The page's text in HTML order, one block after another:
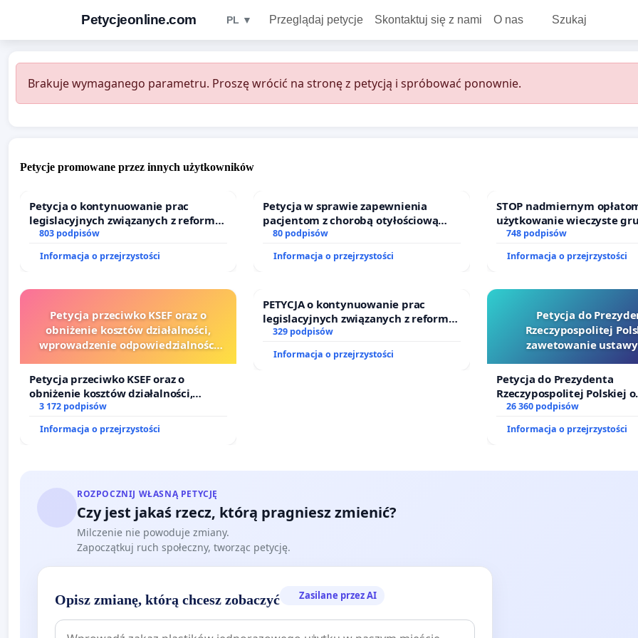
Petycjeonline.com PL ▼ Przeglądaj petycje Skontaktuj się z nami O nas Szukaj
Brakuje wymaganego parametru. Proszę wrócić na stronę z petycją i spróbować ponownie.
Petycje promowane przez innych użytkowników
Petycja o kontynuowanie prac
legislacyjnych związanych z reformą
prawa rodzinnego
803 podpisów
Informacja o przejrzystości
Petycja w sprawie zapewnienia
pacjentom z chorobą otyłościową
dostępu do kompleksowego leczenia
oraz programów profilaktycznych.
80 podpisów
Informacja o przejrzystości
STOP nadmiernym
użytkowanie wieczyste
zajmowanych przez
działkowe.
748 podpisów
Informacja o przejrzystości
Petycja przeciwko KSEF oraz o
obniżenie kosztów działalności,
wprowadzenie odpowiedzialności
sędziów
Petycja przeciwko KSEF oraz o
obniżenie kosztów działalności,
wprowadzenie odpowiedzialności
finansowej kluczowych urzędników i
sędziów
3 172 podpisów
Informacja o przejrzystości
PETYCJA o kontynuowanie prac
legislacyjnych związanych z reformą
prawa rodzinnego
329 podpisów
Informacja o przejrzystości
Petycja do
Rzeczypospolitej
zawetowanie
Petycja do Prezydenta
Rzeczypospolitej Polskiej o
zawetowanie ustawy „Lex
26 360 podpisów
Informacja o przejrzystości
ROZPOCZNIJ WŁASNĄ PETYCJĘ
Czy jest jakaś rzecz, którą pragniesz zmienić?
Milczenie nie powoduje zmiany.
Zapoczątkuj ruch społeczny, tworząc petycję.
Opisz zmianę, którą chcesz zobaczyć Zasilane przez AI